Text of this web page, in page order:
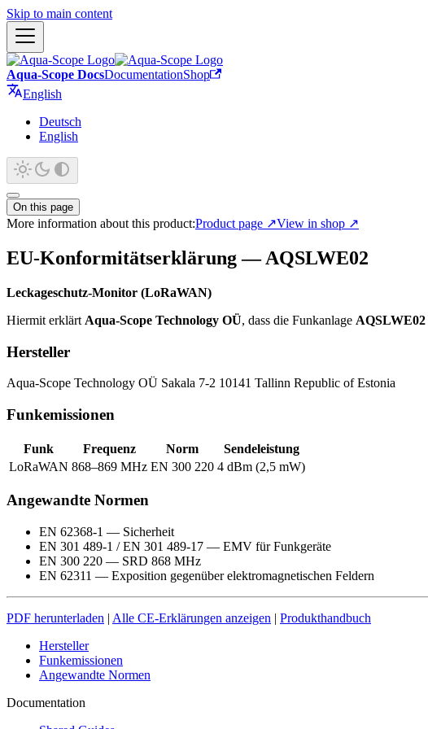
Skip to main content
Aqua-Scope DocsDocumentationShop
English
Deutsch
English
On this page
More information about this product:Product page ↗View in shop ↗
EU-Konformitätserklärung — AQSLWE02
Leckageschutz-Monitor (LoRaWAN)
Hiermit erklärt Aqua-Scope Technology OÜ, dass die Funkanlage AQSLWE02
Hersteller
Aqua-Scope Technology OÜ Sakala 7-2 10141 Tallinn Republic of Estonia
Funkemissionen
Funk Frequenz Norm
Sendeleistung
LoRaWAN 868–869 MHz EN 300 220 4 dBm (2,5 mW)
Angewandte Normen
EN 62368-1 — Sicherheit
EN 301 489-1 / EN 301 489-17 — EMV für Funkgeräte
EN 300 220 — SRD 868 MHz
EN 62311 — Exposition gegenüber elektromagnetischen Feldern
PDF herunterladen | Alle CE-Erklärungen anzeigen | Produkthandbuch
Hersteller
Funkemissionen
Angewandte Normen
Documentation